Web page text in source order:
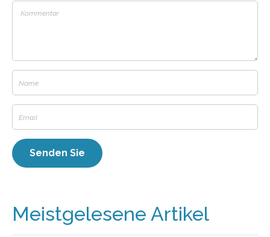
Meistgelesene Artikel